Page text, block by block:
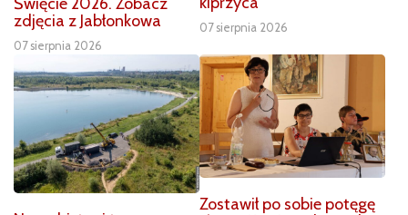
Święcie 2026. Zobacz
zdjęcia z Jabłonkowa
07 sierpnia 2026
07 sierpnia 2026
Zostawił po sobie potęgę